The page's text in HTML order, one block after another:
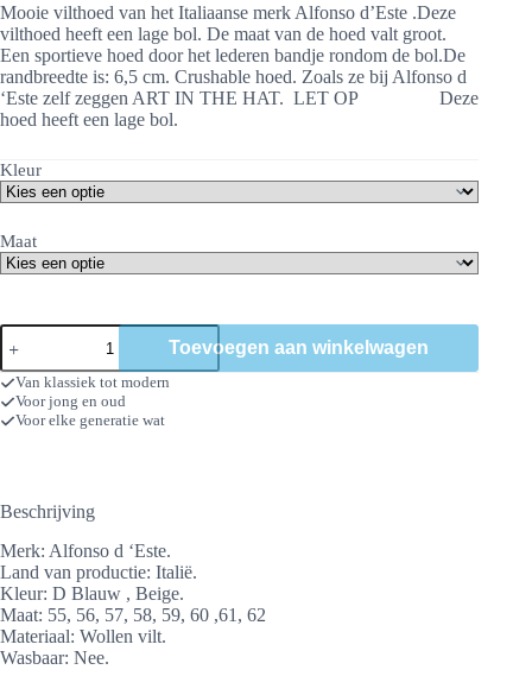
Mooie vilthoed van het Italiaanse merk Alfonso d’Este .Deze
vilthoed heeft een lage bol. De maat van de hoed valt groot.
Een sportieve hoed door het lederen bandje rondom de bol.De
randbreedte is: 6,5 cm. Crushable hoed. Zoals ze bij Alfonso d
‘Este zelf zeggen ART IN THE HAT. LET OP Deze
hoed heeft een lage bol.
Kleur
Maat
Vilthoed
Jasper
aantal
Toevoegen aan winkelwagen
Van klassiek tot modern
Voor jong en oud
Voor elke generatie wat
Beschrijving
Merk: Alfonso d ‘Este.
Land van productie: Italië.
Kleur: D Blauw , Beige.
Maat: 55, 56, 57, 58, 59, 60 ,61, 62
Materiaal: Wollen vilt.
Wasbaar: Nee.